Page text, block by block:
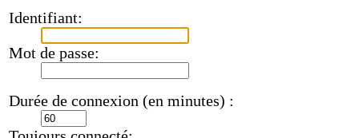
Identifiant:
Mot de passe:
Durée de connexion (en minutes) :